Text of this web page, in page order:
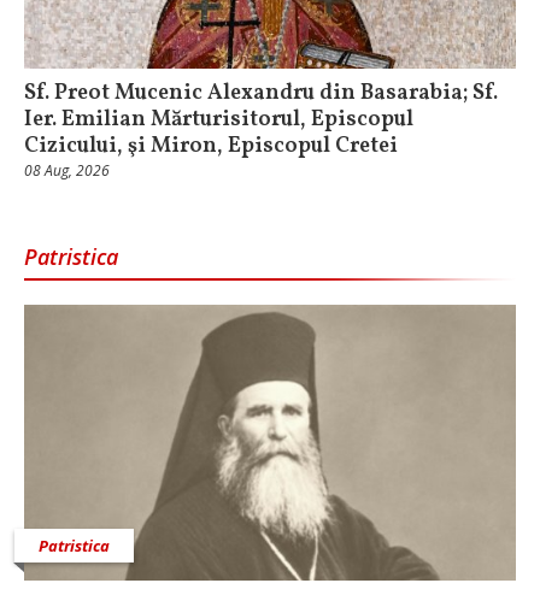
Sf. Preot Mucenic Alexandru din Basarabia; Sf.
Ier. Emilian Mărturisitorul, Episcopul
Cizicului, şi Miron, Episcopul Cretei
08 Aug, 2026
Patristica
Patristica